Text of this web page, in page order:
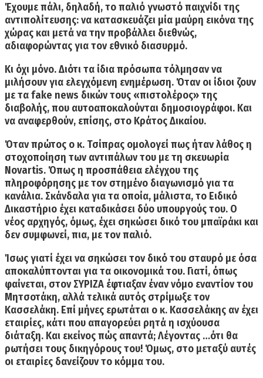
Έχουμε πάλι, δηλαδή,το παλιό γνωστό παιχνίδι της
αντιπολίτευσης: να κατασκευάζει μία μαύρη εικόνα της
χώρας και μετά να την προβάλλει διεθνώς,
αδιαφορώντας για τον εθνικό διασυρμό.
Κι όχι μόνο. Διότι τα ίδια πρόσωπα τόλμησαν να
μιλήσουν για ελεγχόμενη ενημέρωση. Όταν οι ίδιοι ζουν
με τα fake news δικών τους «πιστολέρος» της
διαβολής, που αυτοαποκαλούνται δημοσιογράφοι. Και
να αναφερθούν, επίσης, στο Κράτος Δικαίου.
Όταν πρώτος ο κ. Τσίπρας ομολογεί πως ήταν λάθος η
στοχοποίηση των αντιπάλων του με τη σκευωρία
Novartis. Όπως η προσπάθεια ελέγχου της
πληροφόρησης με τον στημένο διαγωνισμό για τα
κανάλια. Σκάνδαλα για τα οποία, μάλιστα, το Ειδικό
Δικαστήριο έχει καταδικάσει δύο υπουργούς του. Ο
νέος αρχηγός, όμως, έχει σηκώσει δικό του μπαϊράκι και
δεν συμφωνεί, πια, με τον παλιό.
Ίσως γιατί έχει να σηκώσει τον δικό του σταυρό με όσα
αποκαλύπτονται για τα οικονομικά του. Γιατί, όπως
φαίνεται, στον ΣΥΡΙΖΑ έφτιαξαν έναν νόμο εναντίον του
Μητσοτάκη, αλλά τελικά αυτός στρίμωξε τον
Κασσελάκη. Επί μήνες ερωτάται ο κ. Κασσελάκης αν έχει
εταιρίες, κάτι που απαγορεύει ρητά η ισχύουσα
διάταξη. Και εκείνος πώς απαντά; Λέγοντας …ότι θα
ρωτήσει τους δικηγόρους του! Όμως, στο μεταξύ αυτές
οι εταιρίες δανείζουν το κόμμα του.